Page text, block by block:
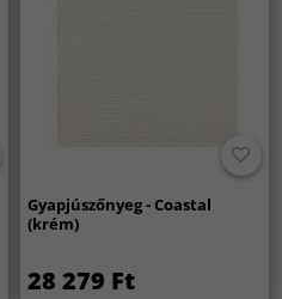
Gyapjúszőnyeg - Coastal
(krém)
28 279 Ft